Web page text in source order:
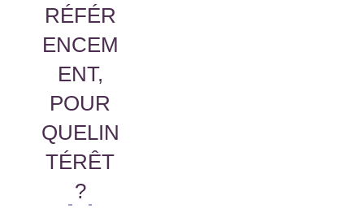
RÉFÉR
ENCEM
ENT,
POUR
QUELIN
TÉRÊT
?